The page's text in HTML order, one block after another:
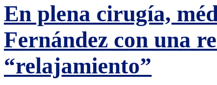
En plena cirugía,
Fernández con una
“relajamiento”